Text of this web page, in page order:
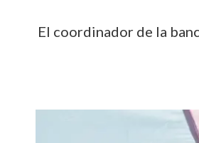
El coordinador de la